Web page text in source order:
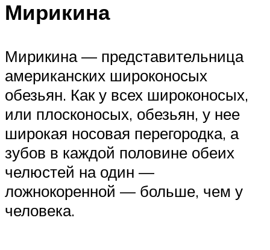
Мирикина
Мирикина — представительница
американских широконосых
обезьян. Как у всех широконосых,
или плосконосых, обезьян, у нее
широкая носовая перегородка, а
зубов в каждой половине обеих
челюстей на один —
ложнокоренной — больше, чем у
человека.